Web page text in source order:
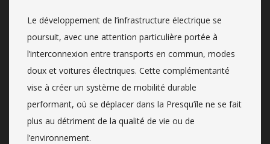
Le développement de l’infrastructure électrique se
poursuit, avec une attention particulière portée à
l’interconnexion entre transports en commun, modes
doux et voitures électriques. Cette complémentarité
vise à créer un système de mobilité durable
performant, où se déplacer dans la Presqu’île ne se fait
plus au détriment de la qualité de vie ou de
l’environnement.